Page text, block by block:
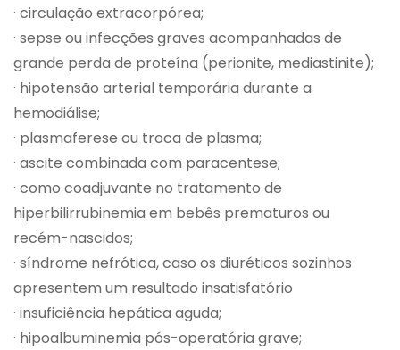
· circulação extracorpórea;
· sepse ou infecções graves acompanhadas de
grande perda de proteína (perionite, mediastinite);
· hipotensão arterial temporária durante a
hemodiálise;
· plasmaferese ou troca de plasma;
· ascite combinada com paracentese;
· como coadjuvante no tratamento de
hiperbilirrubinemia em bebês prematuros ou
recém-nascidos;
· síndrome nefrótica, caso os diuréticos sozinhos
apresentem um resultado insatisfatório
· insuficiência hepática aguda;
· hipoalbuminemia pós-operatória grave;